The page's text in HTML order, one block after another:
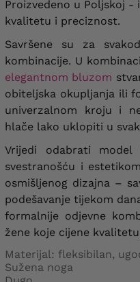
stanje
bedra 92-
Proizvedeno u Poljskoj -
kvalitetu i preciznost.
Savršene su za
kombinacije. U
elegantnom bluzom
obiteljska okupljanja ili
univerzalnom kroju i
hlače lako uklopiti u
Vrijedi odabrati
svestranošću i
osmišljenog dizajna –
podešavanje tijekom
formalnije odjevne
žene koje cijene
Materijal: fleksibilan,
Sužena noga